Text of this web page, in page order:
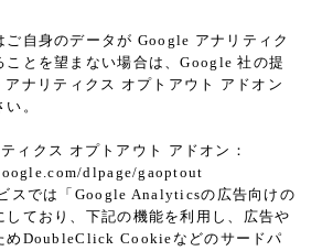
ご自身のデータが Google アナリティク
ことを望まない場合は、Google 社の提
ナリティクス オプトアウト アドオン
。
ィクス オプトアウト アドオン：
dlpage/gaoptout
スでは「Google Analyticsの広告向けの
しており、下記の機能を利用し、広告や
めDoubleClick Cookieなどのサードパ